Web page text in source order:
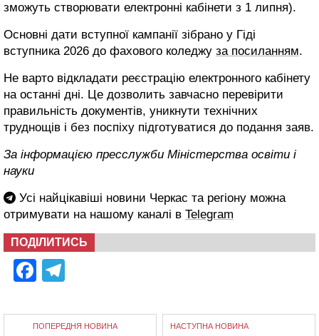
зможуть створювати електронні кабінети з 1 липня).
Основні дати вступної кампанії зібрано у Гіді
вступника 2026 до фахового коледжу за посиланням.
Не варто відкладати реєстрацію електронного кабінету
на останні дні. Це дозволить завчасно перевірити
правильність документів, уникнути технічних
труднощів і без поспіху підготуватися до подання заяв.
За інформацією пресслужби Міністерства освіти і
науки
Усі найцікавіші новини Черкас та регіону можна
отримувати на нашому каналі в Telegram
ПОДІЛИТИСЬ
Facebook
ПОПЕРЕДНЯ НОВИНА НАСТУПНА НОВИНА